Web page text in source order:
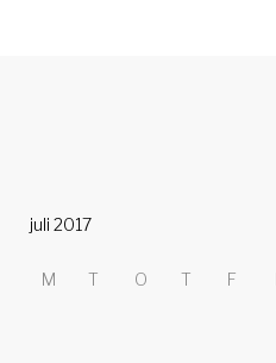
juli 2017
M T O T F